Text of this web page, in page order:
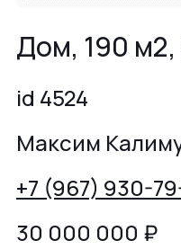
Дом, 190 м2,
id 4524
Максим
+7 (967) 930-
30 000 000 ₽